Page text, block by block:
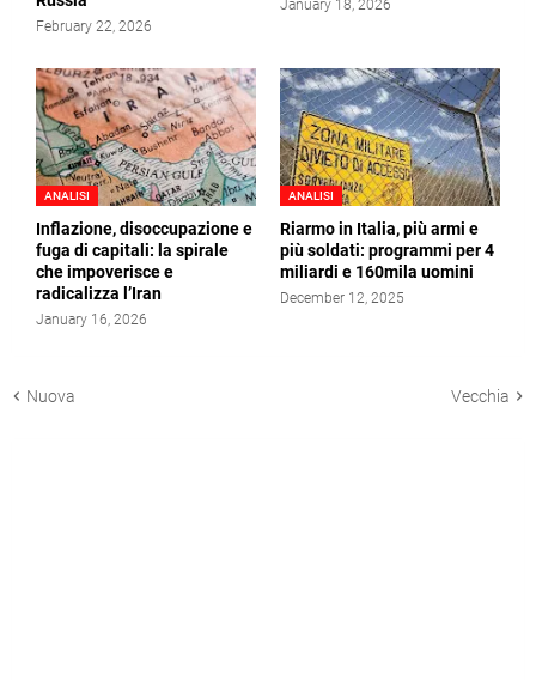
February 22, 2026
January 18, 2026
ANALISI
Inflazione, disoccupazione e
fuga di capitali: la spirale
che impoverisce e
radicalizza l’Iran
January 16, 2026
ANALISI
Riarmo in Italia, più armi e
più soldati: programmi per 4
miliardi e 160mila uomini
December 12, 2025
Nuova Vecchia